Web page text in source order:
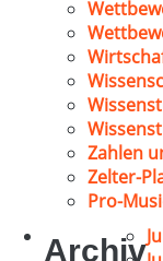
Zahlen
Zelter-
Pro-
Archiv